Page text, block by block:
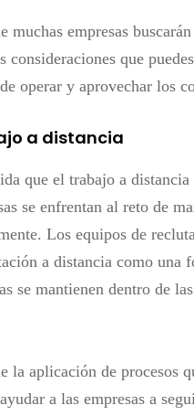
muchas empresas
consideraciones que
operar y aprovechar los
a distancia
que el trabajo a
se enfrentan al reto de
Los equipos de
a distancia como una
se mantienen dentro de
la aplicación de procesos
a las empresas a